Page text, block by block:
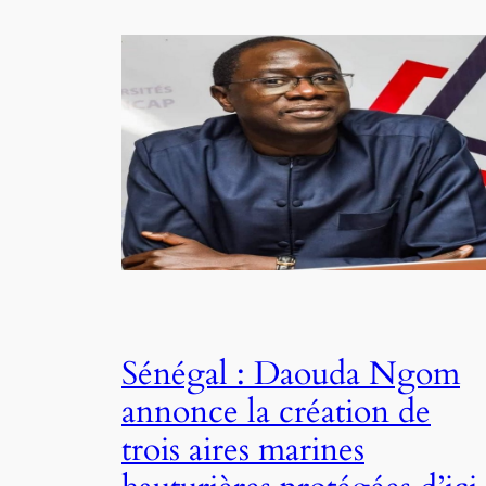
Sénégal : Daouda Ngom
annonce la création de
trois aires marines